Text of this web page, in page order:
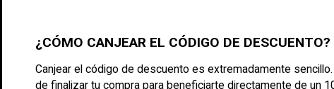
¿CÓMO CANJEAR EL CÓDIGO DE DESCUENTO?
Canjear el código de descuento es extremadamente
de finalizar tu compra para beneficiarte directamente de un